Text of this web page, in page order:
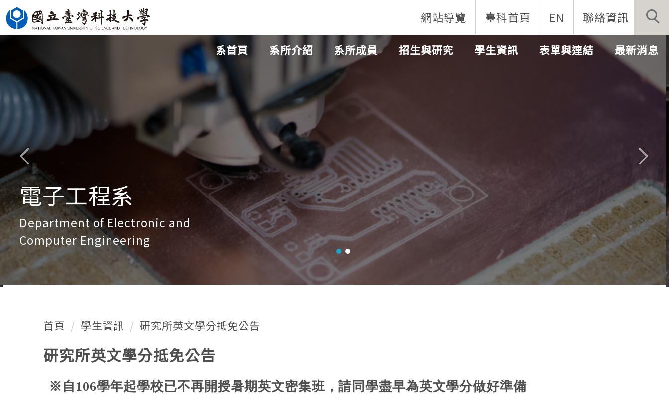
跳
到
主
內
容
區
網站導覽 臺科首頁 EN 聯絡資訊
系首頁 系所介紹 系所成員 招生與研究 學生資訊 表單與連結 最新消息
電子工程系
Department of Electronic and
Computer Engineering
首頁 學生資訊 研究所英文學分抵免公告
研究所英文學分抵免公告
※自106學年起學校已不再開授暑期英文密集班，請同學盡早為英文學分做好準備